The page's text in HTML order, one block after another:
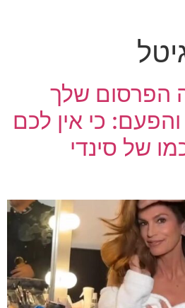
הפרסום שלך
כי אין לכם
של סינדי